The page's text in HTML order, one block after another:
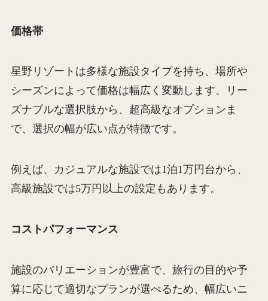
価格帯
星野リゾートは多様な施設タイプを持ち、場所や
シーズンによって価格は幅広く変動します。リー
ズナブルな選択肢から、超高級なオプションま
で、選択の幅が広い点が特徴です。
例えば、カジュアルな施設では1泊1万円台から、
高級施設では5万円以上の設定もあります。
コストパフォーマンス
施設のバリエーションが豊富で、旅行の目的や予
算に応じて適切なプランが選べるため、幅広いニ